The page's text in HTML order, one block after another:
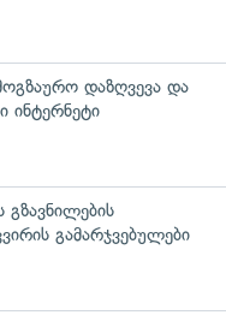
დაზღვევა და
ინტერნეტი
გზავნილების
გამარჯვებულები